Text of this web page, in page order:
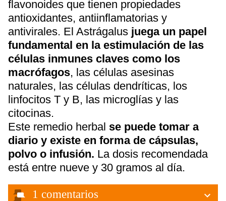
flavonoides que tienen propiedades
antioxidantes, antiinflamatorias y
antivirales. El Astrágalus juega un papel
fundamental en la estimulación de las
células inmunes claves como los
macrófagos, las células asesinas
naturales, las células dendríticas, los
linfocitos T y B, las microglías y las
citocinas.
Este remedio herbal se puede tomar a
diario y existe en forma de cápsulas,
polvo o infusión. La dosis recomendada
está entre nueve y 30 gramos al día.
1 comentarios